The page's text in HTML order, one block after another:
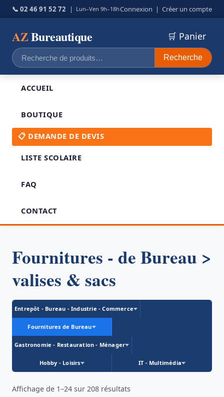
📞 02 46 91 52 72 | Lun–Ven 9h–18hConnexion | Créer un compte
AZBureautique
Recherche
pour :
Recherche
🛒 Panier
ACCUEIL
BOUTIQUE
📋 DEMANDE DE DEVIS
LISTE SCOLAIRE
FAQ
CONTACT
Fournitures - de Bureau >
valises & sacs
Entrepôt - Bureau - Industrie - Commerce
Fournitures de Bureau
Gastronomie - Restauration - Ménager
Hobby - Loisirs IT - Multimédia
Affichage de 1–24 sur 208 résultats